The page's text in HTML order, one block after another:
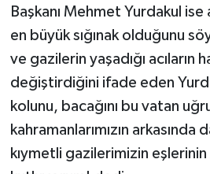
Başkanı Mehmet Yurdakul
en büyük sığınak olduğunu
ve gazilerin yaşadığı acıların
değiştirdiğini ifade eden
kolunu, bacağını bu vatan
kahramanlarımızın arkasında
kıymetli gazilerimizin